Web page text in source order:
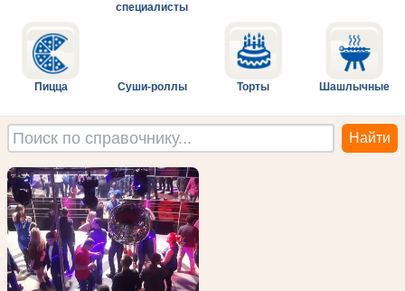
специалисты
Пицца Суши-роллы Торты Шашлычные